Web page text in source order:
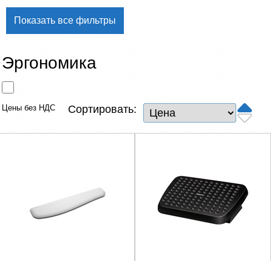
Запомнить
Компьютерные аксессуары
Сетевые товары
ТВ, Фото и электроника
Renewd техника, Outlet
Эргономика
Цены без НДС Сортировать: